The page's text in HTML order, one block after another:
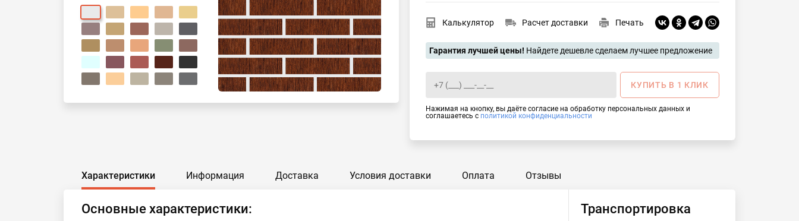
Калькулятор Расчет доставки Печать
Гарантия лучшей цены! Найдете дешевле сделаем лучшее предложение
КУПИТЬ В 1 КЛИК
Нажимая на кнопку, вы даёте согласие на обработку персональных данных и
соглашаетесь с политикой конфиденциальности
Характеристики Информация Доставка Условия доставки Оплата Отзывы
Основные характеристики: Транспортировка